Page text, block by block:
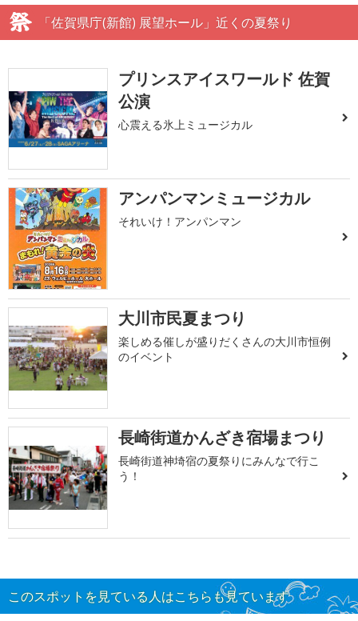
「佐賀県庁(新館) 展望ホール」近くの夏祭り
プリンスアイスワールド 佐賀
公演
心震える氷上ミュージカル
アンパンマンミュージカル
それいけ！アンパンマン
大川市民夏まつり
楽しめる催しが盛りだくさんの大川市恒例
のイベント
長崎街道かんざき宿場まつり
長崎街道神埼宿の夏祭りにみんなで行こ
う！
このスポットを見ている人はこちらも見ています